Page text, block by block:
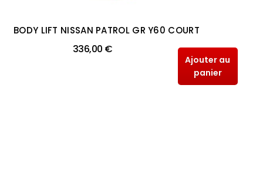
BODY LIFT NISSAN PATROL GR Y60 COURT
336,00 €
Ajouter au
panier